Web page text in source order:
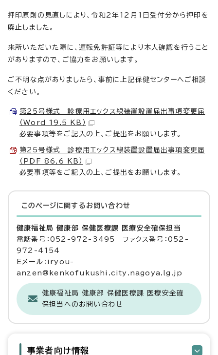
押印原則の見直しにより、令和2年12月1日受付分から押印を
廃止しました。
来所いただいた際に、運転免許証等により本人確認を行うこと
がありますので、ご協力をお願いします。
ご不明な点がありましたら、事前に上記保健センターへご相談
ください。
第25号様式 診療用エックス線装置設置届出事項変更届
（Word 19.5 KB）
必要事項等をご記入の上、ご提出をお願いします。
第25号様式 診療用エックス線装置設置届出事項変更届
（PDF 86.6 KB）
必要事項等をご記入の上、ご提出をお願いします。
このページに関する お問い合わせ
健康福祉局 健康部 保健医療課 医療安全確保担当
電話番号：052-972-3495 ファクス番号：052-
972-4154
Eメール：iryou-
anzen@kenkofukushi.city.nagoya.lg.jp
健康福祉局 健康部 保健医療課 医療安全確
保担当へのお問い合わせ
事業者向け情報